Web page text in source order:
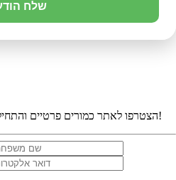
שלח הודעה
הצטרפו לאתר כמורים פרטיים והתחילו לקבל פניות מתלמידים עוד היום!